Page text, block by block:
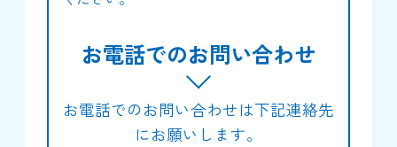
お電話でのお問い合わせ
お電話でのお問い合わせは下記連絡先
にお願いします。